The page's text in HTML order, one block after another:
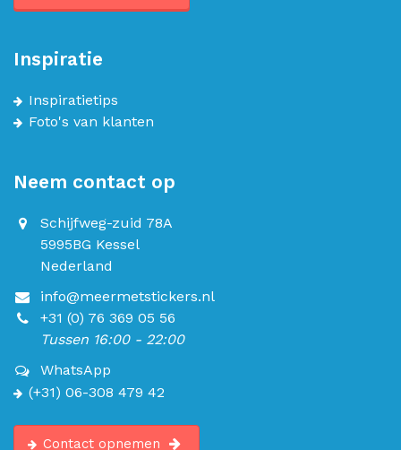
Inspiratie
Inspiratietips
Foto's van klanten
Neem contact op
Schijfweg-zuid 78A
5995BG Kessel
Nederland
info@meermetstickers.nl
+31 (0) 76 369 05 56
Tussen 16:00 - 22:00
WhatsApp
(+31) 06-308 479 42
Contact opnemen